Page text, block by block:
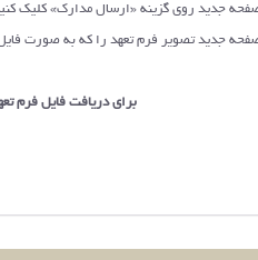
برای دریافت فایل فرم